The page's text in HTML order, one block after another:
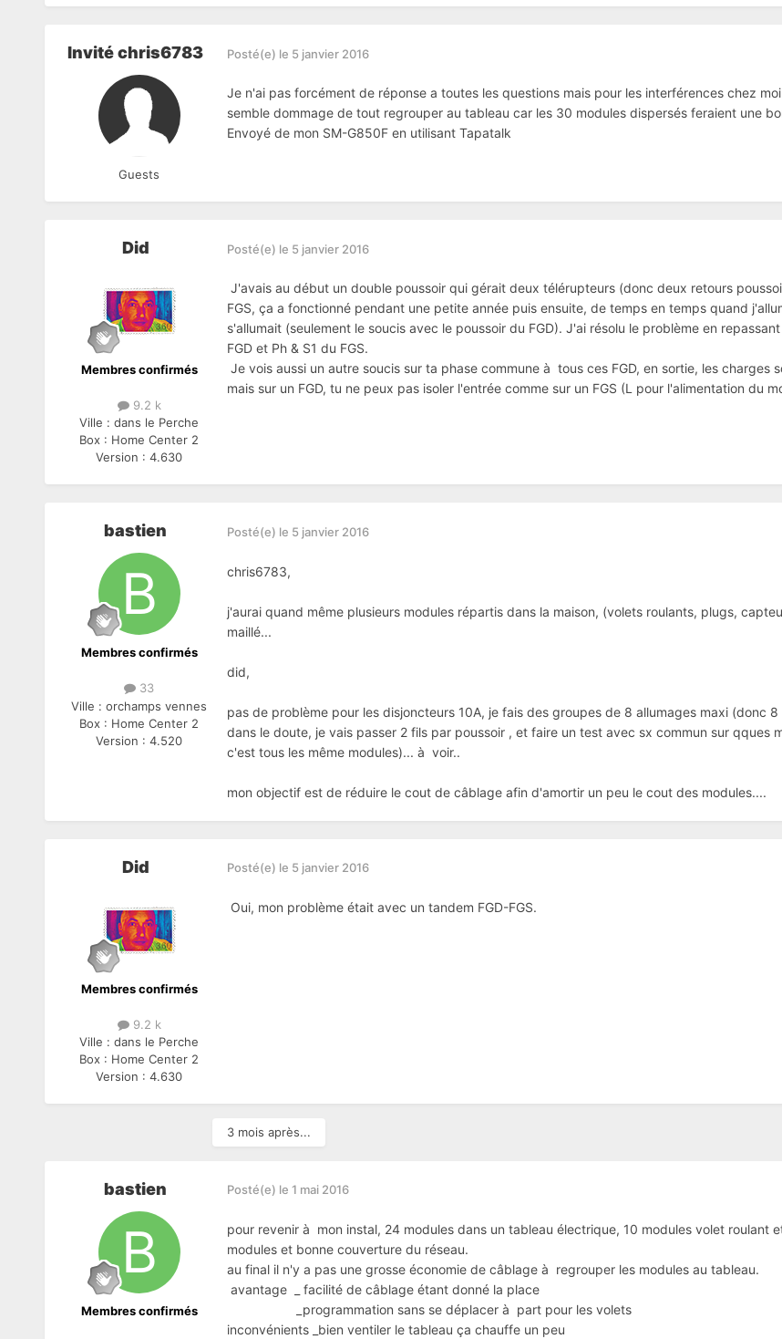
Invité chris6783
Guests
Posté(e) le 5 janvier 2016
Je n'ai pas forcément de réponse a toutes les questions mais pour les interférences chez
semble dommage de tout regrouper au tableau car les 30 modules dispersés feraient une
Envoyé de mon SM-G850F en utilisant Tapatalk
Did
Membres confirmés
9.2 k
Ville :dans le Perche
Box : Home Center 2
Version :4.630
Posté(e) le 5 janvier 2016
J'avais au début un double poussoir qui gérait deux télérupteurs (donc deux retours
FGS, ça a fonctionné pendant une petite année puis ensuite, de temps en temps quand
s'allumait (seulement le soucis avec le poussoir du FGD). J'ai résolu le problème en
FGD et Ph & S1 du FGS.
Je vois aussi un autre soucis sur ta phase commune à tous ces FGD, en sortie, les
mais sur un FGD, tu ne peux pas isoler l'entrée comme sur un FGS (L pour l'alimentation du
bastien
Membres confirmés
33
Ville :orchamps vennes
Box : Home Center 2
Version :4.520
Posté(e) le 5 janvier 2016
chris6783,
j'aurai quand même plusieurs modules répartis dans la maison, (volets roulants, plugs,
maillé...
did,
pas de problème pour les disjoncteurs 10A, je fais des groupes de 8 allumages maxi (donc
dans le doute, je vais passer 2 fils par poussoir , et faire un test avec sx commun sur
c'est tous les même modules)... à voir..
mon objectif est de réduire le cout de câblage afin d'amortir un peu le cout des modules....
Did
Membres confirmés
9.2 k
Ville :dans le Perche
Box : Home Center 2
Version :4.630
Posté(e) le 5 janvier 2016
Oui, mon problème était avec un tandem FGD-FGS.
3 mois après...
bastien
Membres confirmés
Posté(e) le 1 mai 2016
pour revenir à mon instal, 24 modules dans un tableau électrique, 10 modules volet roulant
modules et bonne couverture du réseau.
au final il n'y a pas une grosse économie de câblage à regrouper les modules au tableau.
avantage _ facilité de câblage étant donné la place
_programmation sans se déplacer à part pour les volets
inconvénients _bien ventiler le tableau ça chauffe un peu